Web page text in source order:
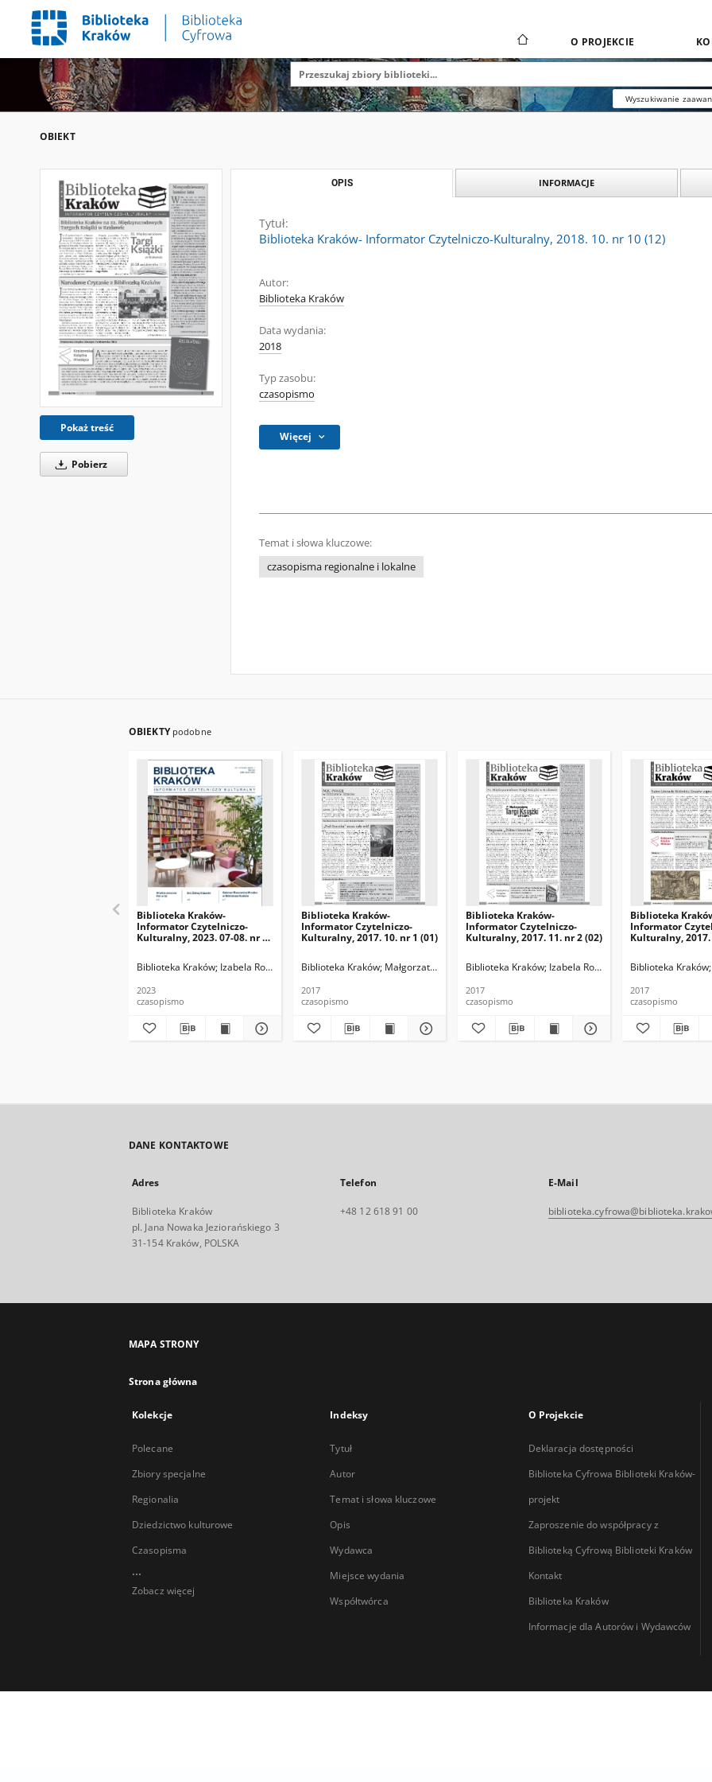
O PROJEKCIE
Wyszukiwanie
OBIEKT
Pokaż treść
Pobierz
OPIS INFORMACJE
Tytuł:
Biblioteka Kraków- Informator Czytelniczo-Kulturalny, 2018. 10. nr 10 (12)
Autor:
Biblioteka Kraków
Data wydania:
2018
Typ zasobu:
czasopismo
Więcej
Temat i słowa kluczowe:
czasopisma regionalne i lokalne
OBIEKTY podobne
Biblioteka Kraków-
Informator Czytelniczo-
Kulturalny, 2023. 07-08. nr 6-
Biblioteka Kraków Izabela Ronkiewicz-Brągiel (redaktor naczelna), Paulina Knapik-Lizak (z-ca redaktora naczelnego), Agnieszka
2023
czasopismo
Biblioteka Kraków-
Informator Czytelniczo-
Kulturalny, 2017. 10. nr 1 (01)
Biblioteka Kraków Małgorzata Dzierżymirska, Ludmiła Guzowska, Paulina Knapik (z-ca
2017
czasopismo
Biblioteka Kraków-
Informator Czytelniczo-
Kulturalny, 2017. 11. nr 2 (02)
Biblioteka Kraków Izabela Ronkiewicz-Brągiel
2017
czasopismo
Biblioteka
Informator
Kulturalny, 2017.
Biblioteka Kraków
2017
czasopismo
DANE KONTAKTOWE
Adres
Biblioteka Kraków
pl. Jana Nowaka Jeziorańskiego 3
31-154 Kraków, POLSKA
Telefon
+48 12 618 91 00
E-Mail
MAPA STRONY
Strona główna
Kolekcje
Polecane
Zbiory specjalne
Regionalia
Dziedzictwo kulturowe
Czasopisma
...
Zobacz więcej
Indeksy
Tytuł
Autor
Temat i słowa kluczowe
Opis
Wydawca
Miejsce wydania
Współtwórca
O Projekcie
Deklaracja dostępności
Biblioteka Cyfrowa Biblioteki Kraków-
projekt
Zaproszenie do współpracy z
Biblioteką Cyfrową Biblioteki Kraków
Kontakt
Biblioteka Kraków
Informacje dla Autorów i Wydawców